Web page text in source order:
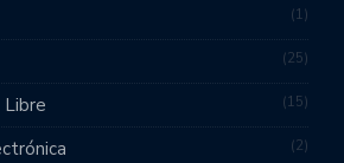
1
25
15
2